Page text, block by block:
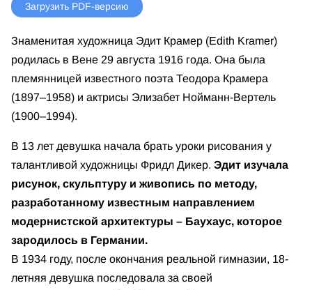
Загрузить PDF-версию
Знаменитая художница Эдит Крамер (Edith Kramer)
родилась в Вене 29 августа 1916 года. Она была
племянницей известного поэта Теодора Крамера
(1897–1958) и актрисы Элизабет Нойманн-Вертель
(1900–1994).
В 13 лет девушка начала брать уроки рисования у
талантливой художницы Фридл Дикер. Эдит изучала
рисунок, скульптуру и живопись по методу,
разработанному известным направлением
модернистской архитектуры – Баухаус, которое
зародилось в Германии.
В 1934 году, после окончания реальной гимназии, 18-
летняя девушка последовала за своей